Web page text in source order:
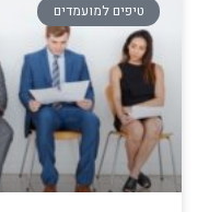
טיפים למועמדים